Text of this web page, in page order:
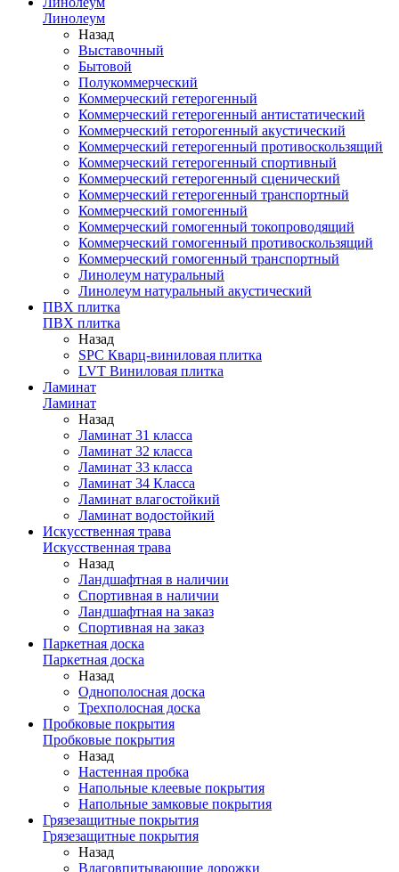
Линолеум
Назад
Выставочный
Бытовой
Полукоммерческий
Коммерческий гетерогенный
Коммерческий гетерогенный антистатический
Коммерческий геторогенный акустический
Коммерческий гетерогенный противоскользящий
Коммерческий гетерогенный спортивный
Коммерческий гетерогенный сценический
Коммерческий гетерогенный транспортный
Коммерческий гомогенный
Коммерческий гомогенный токопроводящий
Коммерческий гомогенный противоскользящий
Коммерческий гомогенный транспортный
Линолеум натуральный
Линолеум натуральный акустический
ПВХ плитка
ПВХ плитка
Назад
SPC Кварц-виниловая плитка
LVT Виниловая плитка
Ламинат
Ламинат
Назад
Ламинат 31 класса
Ламинат 32 класса
Ламинат 33 класса
Ламинат 34 Класса
Ламинат влагостойкий
Ламинат водостойкий
Искусственная трава
Искусственная трава
Назад
Ландшафтная в наличии
Спортивная в наличии
Ландшафтная на заказ
Спортивная на заказ
Паркетная доска
Паркетная доска
Назад
Однополосная доска
Трехполосная доска
Пробковые покрытия
Пробковые покрытия
Назад
Настенная пробка
Напольные клеевые покрытия
Напольные замковые покрытия
Грязезащитные покрытия
Грязезащитные покрытия
Назад
Влаговпитывающие дорожки